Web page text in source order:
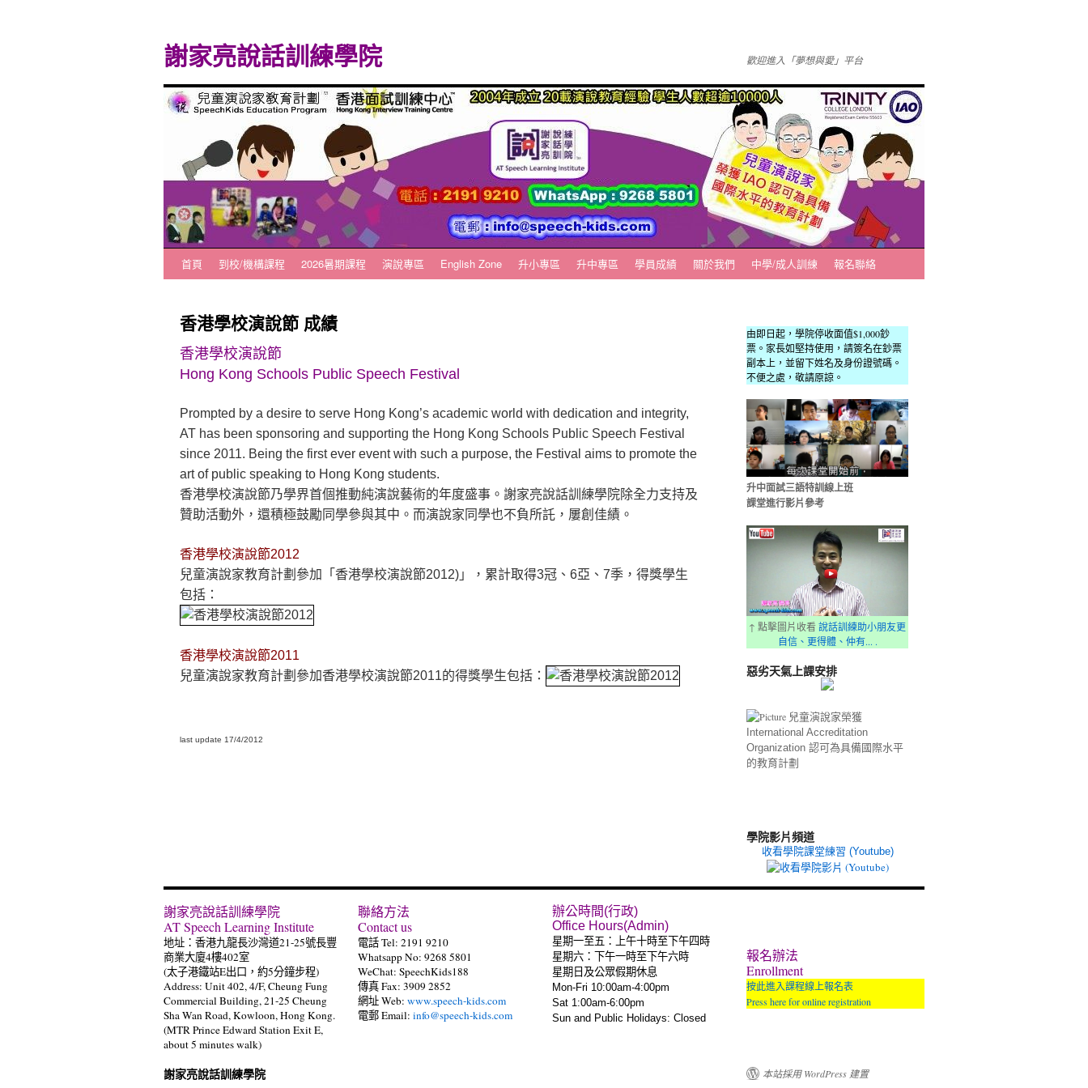
謝家亮說話訓練學院 歡迎進入「夢想與愛」平台
主
首頁 到校/機構課程 2026暑期課程 演說專區 English Zone 升小專區 升中專區 學員成績 關於我們 中學/成人訓練 報名聯絡
香港學校演說節 成績
香港學校演說節
Hong Kong Schools Public Speech Festival
Prompted by a desire to serve Hong Kong’s academic world with dedication and integrity,
AT has been sponsoring and supporting the Hong Kong Schools Public Speech Festival
since 2011. Being the first ever event with such a purpose, the Festival aims to promote the
art of public speaking to Hong Kong students.
香港學校演說節乃學界首個推動純演說藝術的年度盛事。謝家亮說話訓練學院除全力支持及
贊助活動外，還積極鼓勵同學參與其中。而演說家同學也不負所託，屢創佳績。
香港學校演說節2012
兒童演說家教育計劃參加「香港學校演說節2012)」，累計取得3冠、6亞、7季，得獎學生
包括：
香港學校演說節2011
兒童演說家教育計劃參加香港學校演說節2011的得獎學生包括：
last update 17/4/2012
由即日起，學院停收面值$1,000鈔
票。家長如堅持使用，請簽名在鈔票
副本上，並留下姓名及身份證號碼。
不便之處，敬請原諒。
升中面試三語特訓線上班
課堂進行影片參考
↑ 點擊圖片收看說話訓練助小朋友更
自信、更得體、仲有... .
惡劣天氣上課安排
兒童演說家榮獲
International Accreditation
Organization 認可為具備國際水平
的教育計劃
學院影片頻道
收看學院課堂練習 (Youtube)
謝家亮說話訓練學院
AT Speech Learning Institute
地址：香港九龍長沙灣道21-25號長豐
商業大廈4樓402室
(太子港鐵站E出口，約5分鐘步程)
Address: Unit 402, 4/F, Cheung Fung
Commercial Building, 21-25 Cheung
Sha Wan Road, Kowloon, Hong Kong.
(MTR Prince Edward Station Exit E,
about 5 minutes walk)
聯絡方法
Contact us
電話 Tel: 2191 9210
Whatsapp No: 9268 5801
WeChat: SpeechKids188
傳真 Fax: 3909 2852
網址 Web: www.speech-kids.com
電郵 Email: info@speech-kids.com
辦公時間(行政)
Office Hours(Admin)
星期一至五：上午十時至下午四時
星期六：下午一時至下午六時
星期日及公眾假期休息
Mon-Fri 10:00am-4:00pm
Sat 1:00am-6:00pm
Sun and Public Holidays: Closed
報名辦法
Enrollment
按此進入課程線上報名表
Press here for online registration
謝家亮說話訓練學院 本站採用 WordPress 建置